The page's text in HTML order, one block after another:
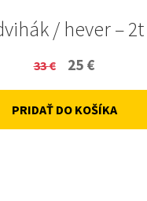
/ hever – 2t
33€
Original
price
was:
25 €
price
is:
PRIDAŤ DO KOŠÍKA